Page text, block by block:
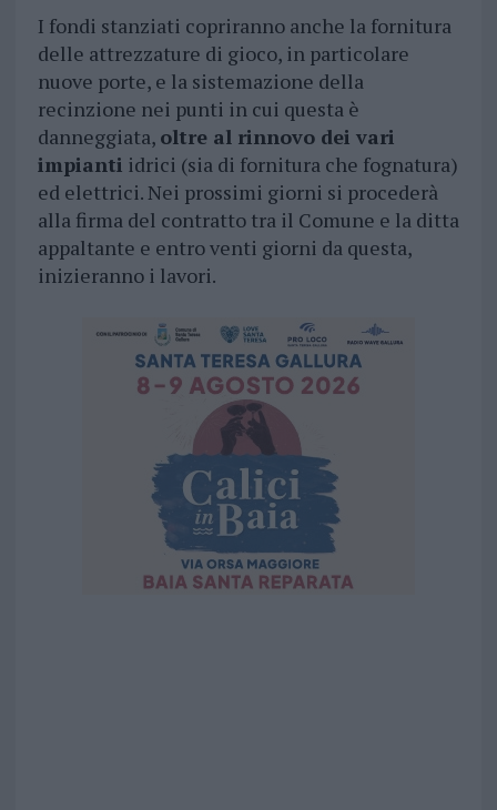
I fondi stanziati copriranno anche la fornitura
delle attrezzature di gioco, in particolare
nuove porte, e la sistemazione della
recinzione nei punti in cui questa è
danneggiata, oltre al rinnovo dei vari
impianti idrici (sia di fornitura che fognatura)
ed elettrici. Nei prossimi giorni si procederà
alla firma del contratto tra il Comune e la ditta
appaltante e entro venti giorni da questa,
inizieranno i lavori.